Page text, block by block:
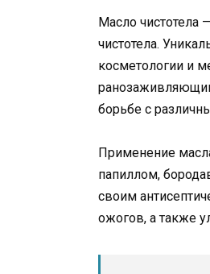
Масло чистотела
чистотела.
косметологии и
борьбе с
Применение
папиллом,
своим
ожогов, а также